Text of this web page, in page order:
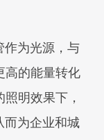
为光源，与
高的能量转化
明效果下，
而为企业和城